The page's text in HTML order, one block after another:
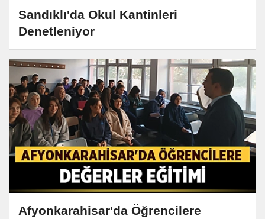
Sandıklı'da Okul Kantinleri
Denetleniyor
Afyonkarahisar'da Öğrencilere